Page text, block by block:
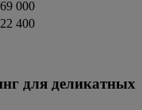
69 000
22 400
для деликатных